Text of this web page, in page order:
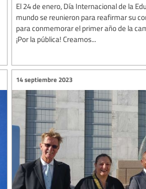
El 24 de enero, Día Internacional de la
mundo se reunieron para reafirmar su
para conmemorar el primer año de la
¡Por la pública! Creamos...
14 septiembre 2023